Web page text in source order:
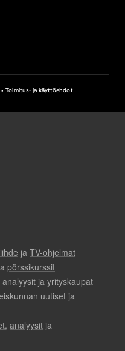
•Toimitus- ja käyttöehdot